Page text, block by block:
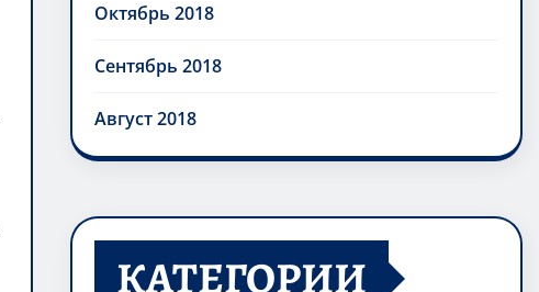
Октябрь 2018
Сентябрь 2018
Август 2018
КАТЕГОРИИ